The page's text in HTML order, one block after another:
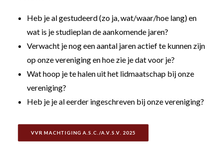
Heb je al gestudeerd (zo ja, wat/waar/hoe lang) en
wat is je studieplan de aankomende jaren?
Verwacht je nog een aantal jaren actief te kunnen zijn
op onze vereniging en hoe zie je dat voor je?
Wat hoop je te halen uit het lidmaatschap bij onze
vereniging?
Heb je je al eerder ingeschreven bij onze vereniging?
VVR MACHTIGING A.S.C./A.V.S.V. 2025